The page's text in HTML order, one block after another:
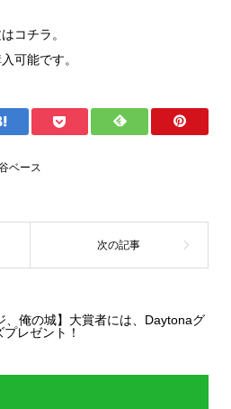
コチラ。
可能です。
ベース
、俺の城】大賞者には、Daytonaグ
プレゼント！